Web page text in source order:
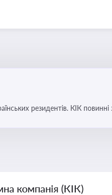
резидентів. КІК повинні
компанія (КІК)